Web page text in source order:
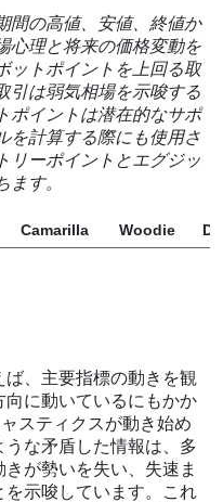
間の高値、安値、終値か
心理と将来の価格変動を
ットポイントを上回る取
引は弱気相場を示唆する
ポイントは潜在的なサポ
を計算する際にも使用さ
リーポイントとエグジッ
ます。
Camarilla Woodie
、主要指標の動きを観
に動いているにもかか
スティクスが動き始め
な矛盾した情報は、多
が勢いを失い、失速ま
示唆しています。これ